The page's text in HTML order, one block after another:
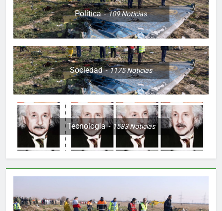
Política 109Noticias
Sociedad 1175Noticias
Tecnología 1583Noticias